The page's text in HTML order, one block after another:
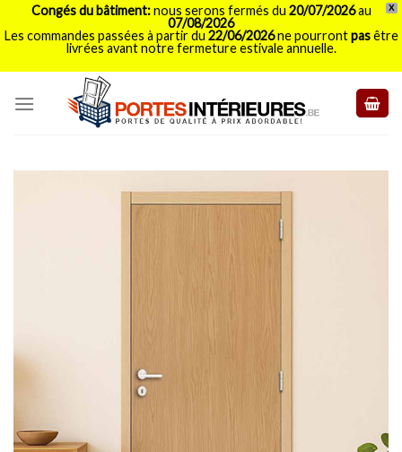
X
Congés du bâtiment:nous serons fermés du 20/07/2026au
07/08/2026
Les commandes passées à partir du 22/06/2026ne pourrontpasêtre
livrées avant notre fermeture estivale annuelle.